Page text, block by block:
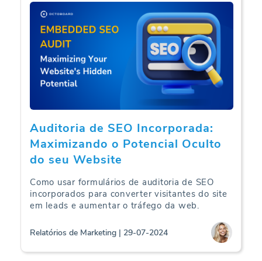
Auditoria de SEO Incorporada:
Maximizando o Potencial Oculto
do seu Website
Como usar formulários de auditoria de SEO
incorporados para converter visitantes do site
em leads e aumentar o tráfego da web.
Relatórios de Marketing | 29-07-2024